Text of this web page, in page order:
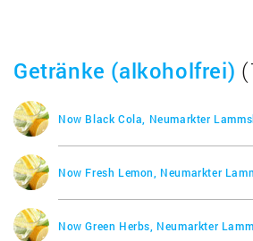
Getränke (alkoholfrei)
Now Black Cola, Neumarkter
Now Fresh Lemon, Neumarkter
Now Green Herbs, Neumarkter